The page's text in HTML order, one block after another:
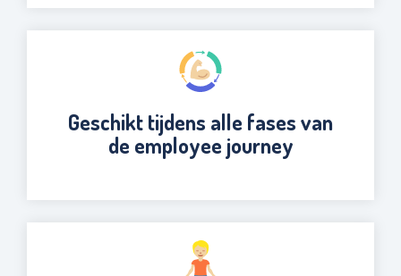
Geschikt tijdens alle fases van
de employee journey